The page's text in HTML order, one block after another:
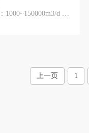
技术参数：流量范围：1000~150000m3/d 压力…
上一页 1